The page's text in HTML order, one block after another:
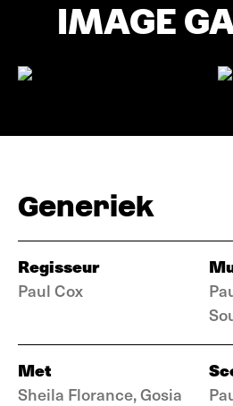
IMAGE
Generiek
Regisseur
Paul Cox
Met
Sheila Florance, Gosia